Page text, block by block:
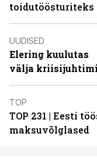
toidutöösturiteks
UUDISED
Elering kuulutas
välja
TOP
TOP 231 | Eesti
maksuvõlglased